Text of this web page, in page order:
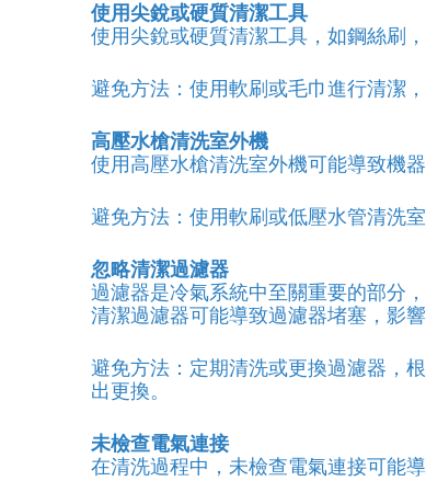
使用尖銳或硬質清潔工具
使用尖銳或硬質清潔工具，如鋼絲刷
避免方法：使用軟刷或毛巾進行清潔
高壓水槍清洗室外機
使用高壓水槍清洗室外機可能導致機
避免方法：使用軟刷或低壓水管清洗
忽略清潔過濾器
過濾器是冷氣系統中至關重要的部分
清潔過濾器可能導致過濾器堵塞，影
避免方法：定期清洗或更換過濾器，
出更換。
未檢查電氣連接
在清洗過程中，未檢查電氣連接可能